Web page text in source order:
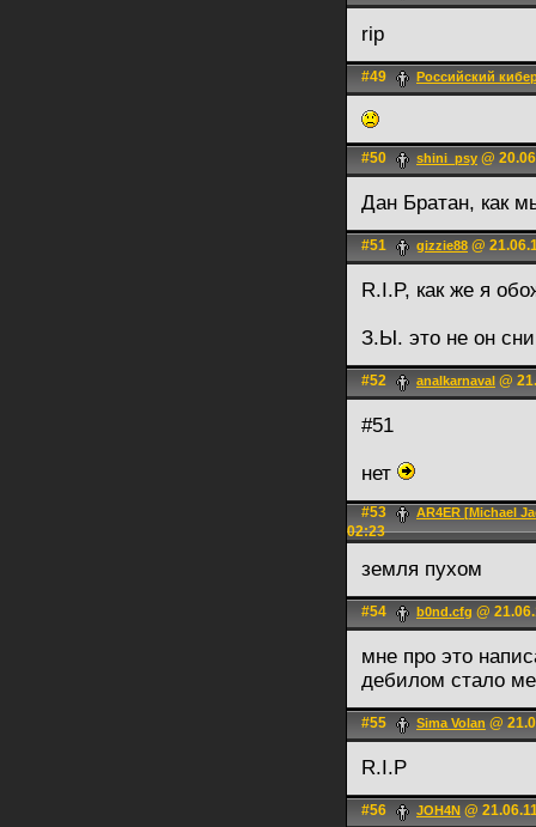
rip
#49 Российский
#50 shini_psy @
Дан Братан, как
#51 gizzie88 @
R.I.P, как же я
З.Ы. это не он
#52 analkarnaval @
#51
нет
#53 AR4ER [Michael
02:23
земля пухом
#54 b0nd.cfg @
мне про это
дебилом стало
#55 Sima Volan @
R.I.P
#56 JOH4N @